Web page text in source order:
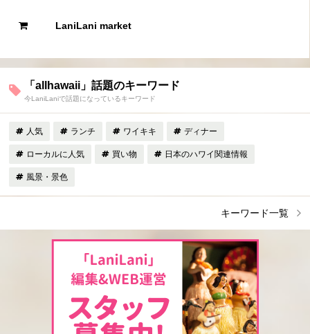
LaniLani market
「allhawaii」話題のキーワード
今LaniLaniで話題になっているキーワード
人気 ランチ ワイキキ ディナー
ローカルに人気 買い物 日本のハワイ関連情報
風景・景色
キーワード一覧